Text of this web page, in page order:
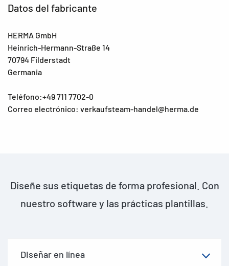
Datos del fabricante
HERMA GmbH
Heinrich-Hermann-Straße 14
70794 Filderstadt
Germania
Teléfono:+49 711 7702-0
Correo electrónico: verkaufsteam-handel@herma.de
Diseñe sus etiquetas de forma profesional. Con
nuestro software y las prácticas plantillas.
Diseñar en línea